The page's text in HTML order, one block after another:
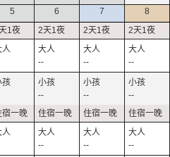
5 6
--
--
--
7
--
--
--
8
--
--
--